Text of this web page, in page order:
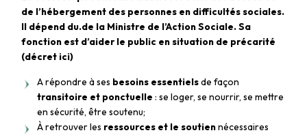
de l’hébergement des personnes en difficultés sociales.
Il dépend du.de la Ministre de l’Action Sociale. Sa
fonction est d’aider le public en situation de précarité
(décret ici)
A répondre à ses besoins essentielsde façon
transitoire et ponctuelle : se loger, se nourrir, se mettre
en sécurité, être soutenu;
À retrouver les ressources et le soutiennécessaires